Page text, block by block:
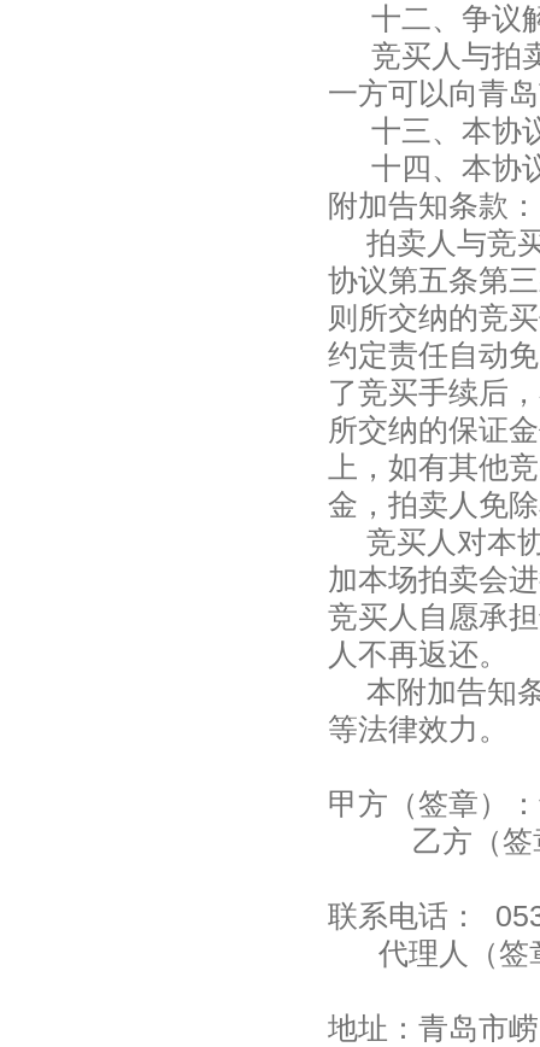
十二、争议
竞买人与拍
一方可以向青
十三、本协
十四、本协
附加告知条款：
拍卖人与竞
协议第五条第
则所交纳的竞
约定责任自动
了竞买手续后
所交纳的保证
上，如有其他
金，拍卖人免
竞买人对本
加本场拍卖会
竞买人自愿承
人不再返还。
本附加告知
等法律效力。
甲方（签
乙方（签
联系
代理人（签
地址：青岛